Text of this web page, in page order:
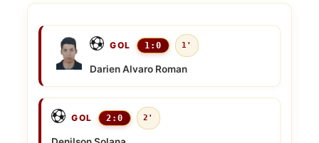
GOL 1:0 1'
Darien Alvaro Roman
GOL 2:0 2'